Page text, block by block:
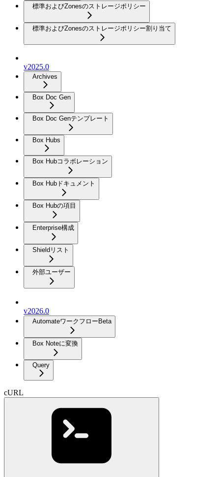
標準およびZonesのストレージポリシー
標準およびZonesのストレージポリシー割り当て
v2025.0
Archives
Box Doc Gen
Box Doc Genテンプレート
Box Hubs
Box Hubコラボレーション
Box Hubドキュメント
Box Hubの項目
Enterprise構成
Shieldリスト
外部ユーザー
v2026.0
Automateワークフロー Beta
Box Noteに変換
Query
cURL